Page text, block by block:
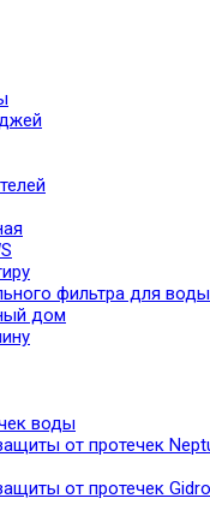
фильтра для воды
дом
воды
от протечек
от протечек